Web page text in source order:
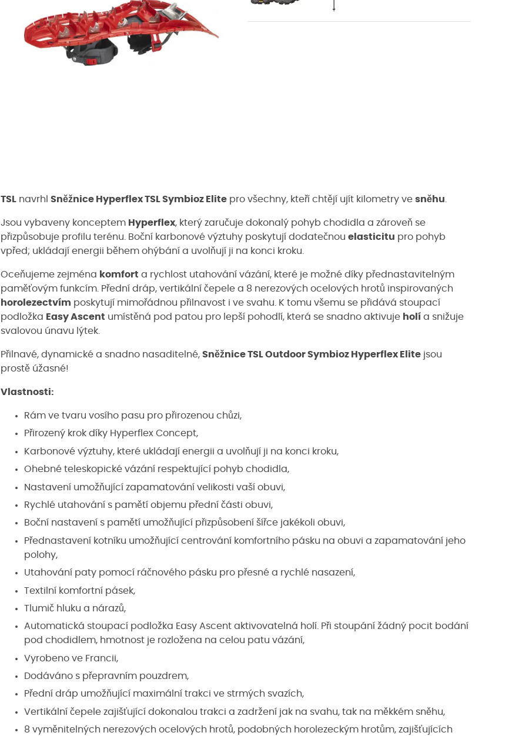
TSL navrhl Sněžnice Hyperflex TSL Symbioz Elite pro všechny, kteří chtějí ujít kilometry ve sněhu
Jsou vybaveny konceptem Hyperflex, který zaručuje dokonalý pohyb chodidla a zároveň se
přizpůsobuje profilu terénu. Boční karbonové výztuhy poskytují dodatečnou elasticitu pro pohyb
vpřed; ukládají energii během ohýbání a uvolňují ji na konci kroku.
Oceňujeme zejména komfort a rychlost utahování vázání, které je možné díky přednastavitelným
paměťovým funkcím. Přední dráp, vertikální čepele a 8 nerezových ocelových hrotů inspirovaných
horolezectvím poskytují mimořádnou přilnavost i ve svahu. K tomu všemu se přidává stoupací
podložka Easy Ascent umístěná pod patou pro lepší pohodlí, která se snadno aktivuje holí a snižuje
svalovou únavu lýtek.
Přilnavé, dynamické a snadno nasaditelné, Sněžnice TSL Outdoor Symbioz Hyperflex Elite jsou
prostě úžasné!
Vlastnosti:
Rám ve tvaru vosího pasu pro přirozenou chůzi,
Přirozený krok díky Hyperflex Concept,
Karbonové výztuhy, které ukládají energii a uvolňují ji na konci kroku,
Ohebné teleskopické vázání respektující pohyb chodidla,
Nastavení umožňující zapamatování velikosti vaší obuvi,
Rychlé utahování s pamětí objemu přední části obuvi,
Boční nastavení s pamětí umožňující přizpůsobení šířce jakékoli obuvi,
Přednastavení kotníku umožňující centrování komfortního pásku na obuvi a zapamatování jeho
polohy,
Utahování paty pomocí ráčnového pásku pro přesné a rychlé nasazení,
Textilní komfortní pásek,
Tlumič hluku a nárazů,
Automatická stoupací podložka Easy Ascent aktivovatelná holí. Při stoupání žádný pocit bodání
pod chodidlem, hmotnost je rozložena na celou patu vázání,
Vyrobeno ve Francii,
Dodáváno s přepravním pouzdrem,
Přední dráp umožňující maximální trakci ve strmých svazích,
Vertikální čepele zajišťující dokonalou trakci a zadržení jak na svahu, tak na měkkém sněhu,
8 vyměnitelných nerezových ocelových hrotů, podobných horolezeckým hrotům, zajišťujících